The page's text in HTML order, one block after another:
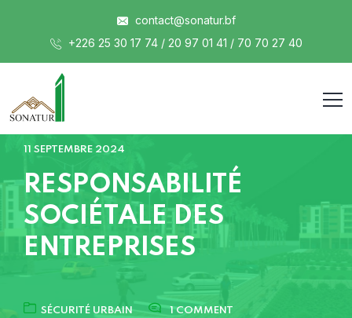
contact@sonatur.bf
+226 25 30 17 74 / 20 97 01 41 / 70 70 27 40
11 SEPTEMBRE 2024
RESPONSABILITÉ
SOCIÉTALE DES
ENTREPRISES
SÉCURITÉ URBAIN 1 COMMENT